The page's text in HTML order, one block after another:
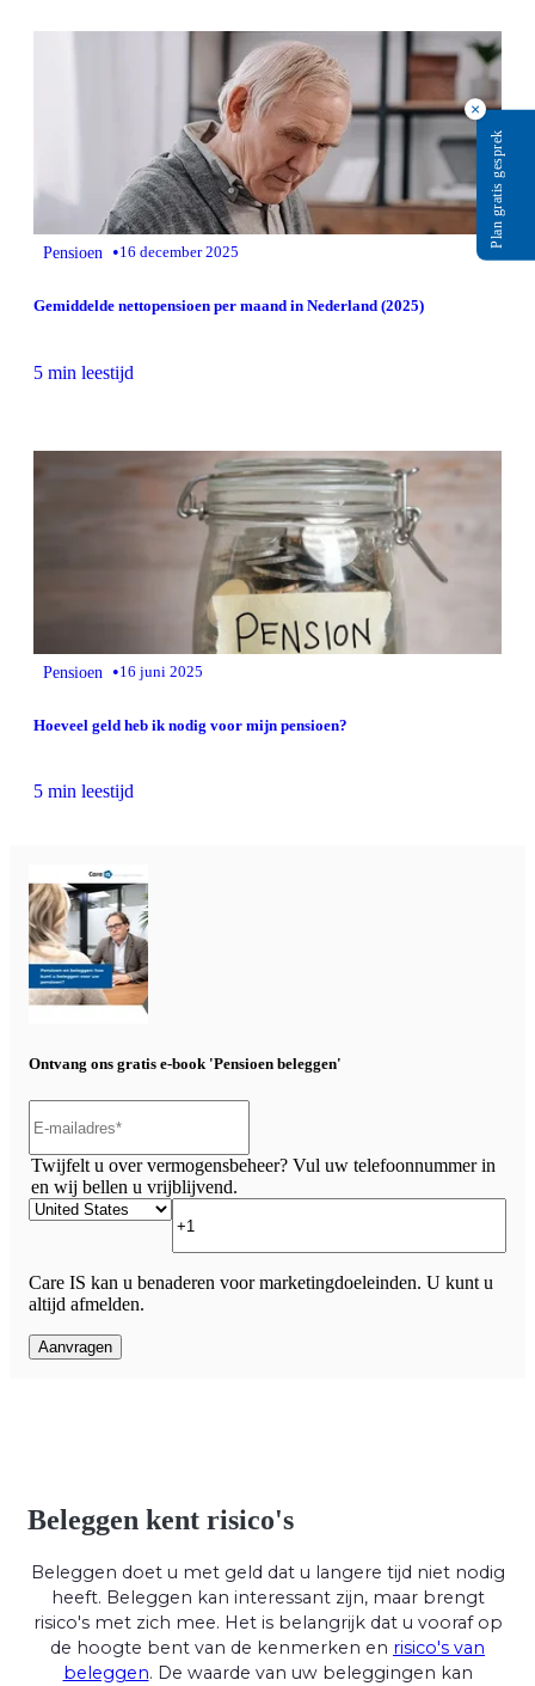
Pensioen •16 december 2025
Gemiddelde nettopensioen per maand in Nederland (2025)
5 min leestijd
Pensioen •16 juni 2025
Hoeveel geld heb ik nodig voor mijn pensioen?
5 min leestijd
Ontvang ons gratis e-book 'Pensioen beleggen'
Twijfelt u over vermogensbeheer? Vul uw telefoonnummer in
en wij bellen u vrijblijvend.
Care IS kan u benaderen voor marketingdoeleinden. U kunt u
altijd afmelden.
Beleggen kent risico's
Beleggen doet u met geld dat u langere tijd niet nodig
heeft. Beleggen kan interessant zijn, maar brengt
risico's met zich mee. Het is belangrijk dat u vooraf op
de hoogte bent van de kenmerken en risico's van
beleggen. De waarde van uw beleggingen kan
×
Plan gratis gesprek